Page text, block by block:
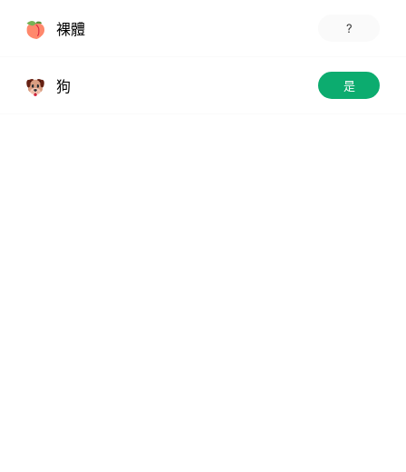
裸體 ?
狗 是